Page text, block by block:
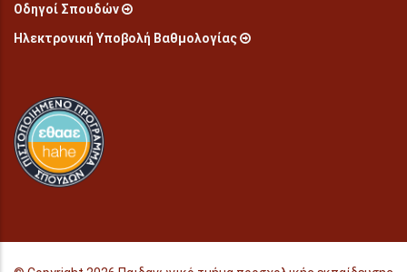
Οδηγοί Σπουδών
Ηλεκτρονική Υποβολή Βαθμολογίας